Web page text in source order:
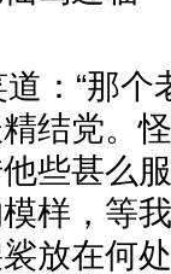
：“那个
结党。
些甚么
样，等
放在何